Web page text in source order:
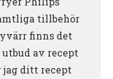
tillbehör
finns det
av recept
ditt recept